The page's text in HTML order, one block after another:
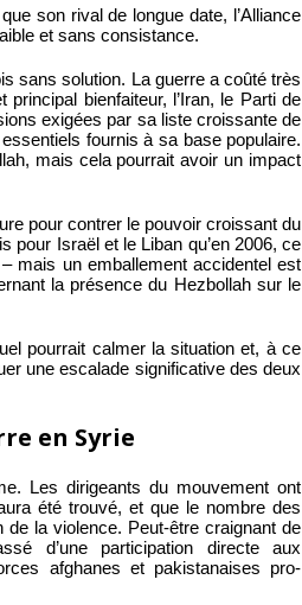
son rival de longue date, l’Alliance
et sans consistance.
sans solution. La guerre a coûté très
bienfaiteur, l’Iran, le Parti de
exigées par sa liste croissante de
fournis à sa base populaire.
mais cela pourrait avoir un impact
pour contrer le pouvoir croissant du
pour Israël et le Liban qu’en 2006, ce
mais un emballement accidentel est
la présence du Hezbollah sur le
pourrait calmer la situation et, à ce
une escalade significative des deux
en Syrie
Les dirigeants du mouvement ont
été trouvé, et que le nombre des
la violence. Peut-être craignant de
d’une participation directe aux
afghanes et pakistanaises pro-